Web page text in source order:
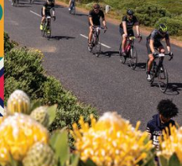
Komponenten eines
den nächsten Seiten genauer